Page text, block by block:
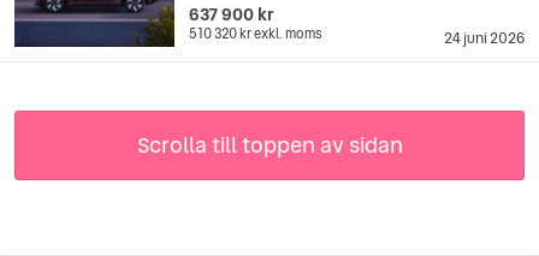
24 juni 2026
637 900 kr
510 320 krexkl. moms
Scrolla till toppen av sidan